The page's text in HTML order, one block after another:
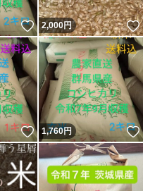
いいね！
2,000円
いいね！
1,760円